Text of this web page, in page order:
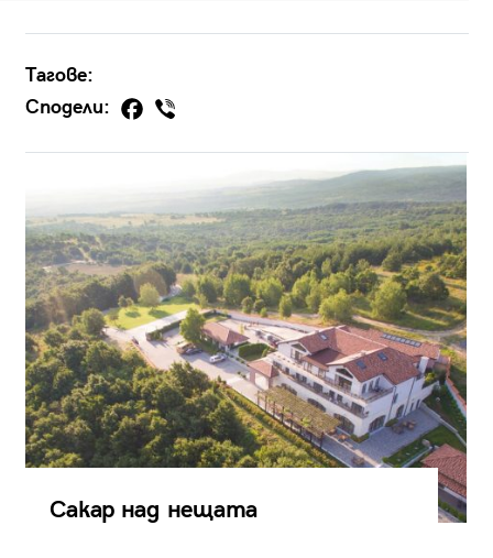
Тагове:
Сподели:
Сакар над нещата